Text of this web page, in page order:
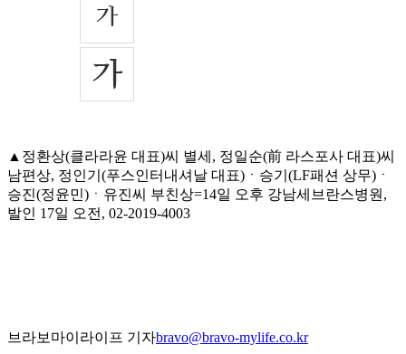
▲정환상(클라라윤 대표)씨 별세, 정일순(前 라스포사 대표)씨
남편상, 정인기(푸스인터내셔날 대표)ㆍ승기(LF패션 상무)ㆍ
승진(정윤민)ㆍ유진씨 부친상=14일 오후 강남세브란스병원,
발인 17일 오전, 02-2019-4003
브라보마이라이프 기자bravo@bravo-mylife.co.kr